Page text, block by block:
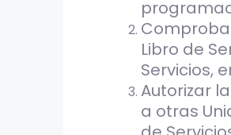
Libro de
Servicios,
Autorizar
a otras